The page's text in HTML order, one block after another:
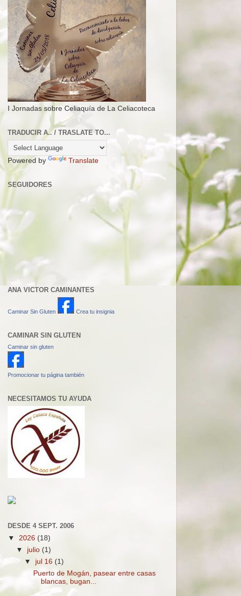
I Jornadas sobre Celiaquía de La Celiacoteca
TRADUCIR A.. / TRASLATE TO...
Powered by Translate
SEGUIDORES
ANA VICTOR CAMINANTES
Caminar Sin Gluten Crea tu insignia
CAMINAR SIN GLUTEN
Caminar sin gluten
Promocionar tu página también
NECESITAMOS TU AYUDA
DESDE 4 SEPT. 2006
▼ 2026 (18)
▼ julio (1)
▼ jul 16 (1)
Puerto de Mogán, pasear entre casas
blancas, bugan...